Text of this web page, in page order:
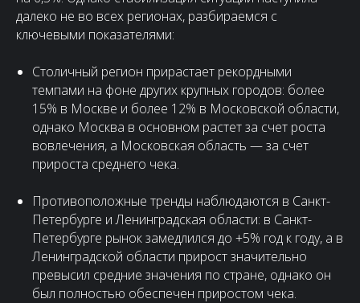
далеко не во всех регионах, разбираемся с
ключевыми показателями:
Столичный регион прирастает рекордными
темпами на фоне других крупных городов: более
15% в Москве и более 12% в Московской области,
однако Москва в основном растет за счет роста
вовлечения, а Московская область — за счет
прироста среднего чека.
Противоположные тренды наблюдаются в Санкт-
Петербурге и Ленинградская области: в Санкт-
Петербурге рынок замедлился до +5% год к году, а в
Ленинградской области прирост значительно
превысил средние значения по стране, однако он
был полностью обеспечен приростом чека.